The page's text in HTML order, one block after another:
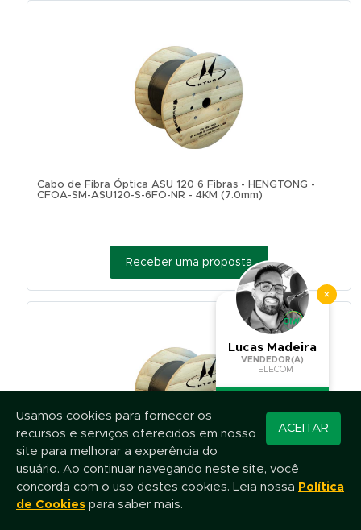
Cabo de Fibra Óptica ASU 120 6 Fibras - HENGTONG -
CFOA-SM-ASU120-S-6FO-NR - 4KM (7.0mm)
Receber uma proposta
Cabo de Fibra Óptica ASU 120 12 Fibras - HENGTONG -
CFOA-SM-ASU120-S-12FO-NR - 4KM (7.0mm)
×
Lucas Madeira
VENDEDOR(A)
TELECOM
Converse pelo
WhatsApp
ACEITAR
Usamos cookies para fornecer os
recursos e serviços oferecidos em nosso
site para melhorar a experência do
usuário. Ao continuar navegando neste site, você
concorda com o uso destes cookies. Leia nossa Política
de Cookies para saber mais.